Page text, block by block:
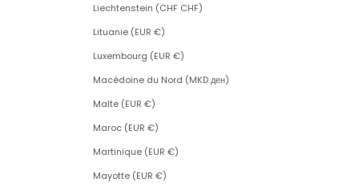
Liechtenstein (CHF CHF)
Lituanie (EUR €)
Luxembourg (EUR €)
Macédoine du Nord (MKD ден)
Malte (EUR €)
Maroc (EUR €)
Martinique (EUR €)
Mayotte (EUR €)